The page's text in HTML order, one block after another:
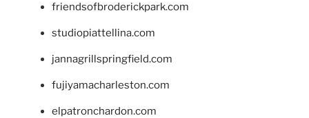
friendsofbroderickpark.com
studiopiattellina.com
jannagrillspringfield.com
fujiyamacharleston.com
elpatronchardon.com